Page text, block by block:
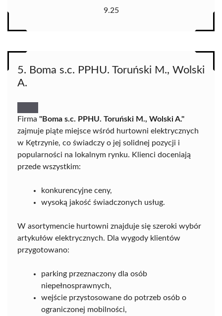
9.25
5. Boma s.c. PPHU. Toruński M., Wolski
A.
Firma "Boma s.c. PPHU. Toruński M., Wolski A."
zajmuje piąte miejsce wśród hurtowni elektrycznych
w Kętrzynie, co świadczy o jej solidnej pozycji i
popularności na lokalnym rynku. Klienci doceniają
przede wszystkim:
konkurencyjne ceny,
wysoką jakość świadczonych usług.
W asortymencie hurtowni znajduje się szeroki wybór
artykułów elektrycznych. Dla wygody klientów
przygotowano:
parking przeznaczony dla osób
niepełnosprawnych,
wejście przystosowane do potrzeb osób o
ograniczonej mobilności,